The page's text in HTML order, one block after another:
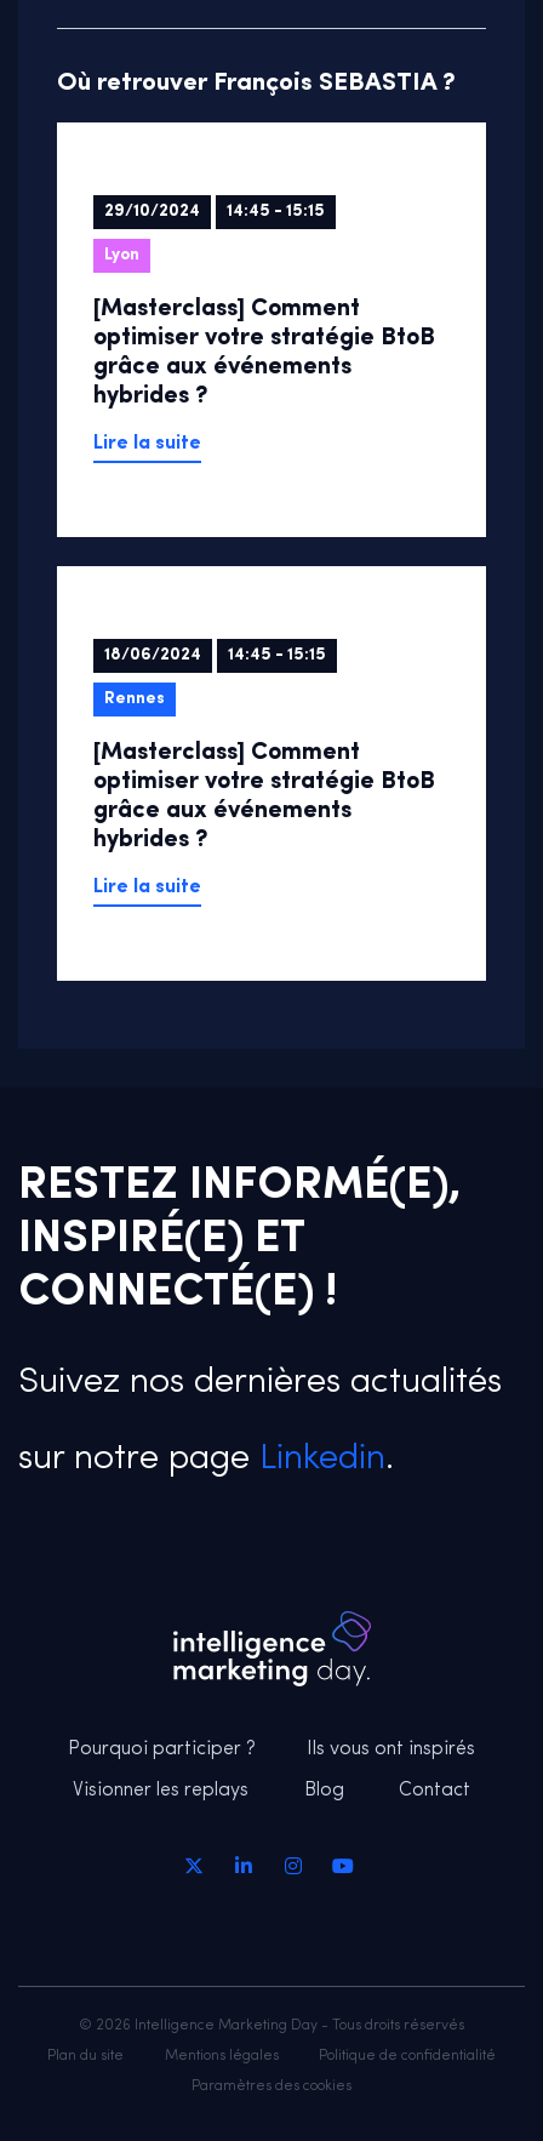
Où retrouver François SEBASTIA ?
29/10/2024 14:45 - 15:15
Lyon
[Masterclass] Comment
optimiser votre stratégie BtoB
grâce aux événements
hybrides ?
Lire la suite
18/06/2024 14:45 - 15:15
Rennes
[Masterclass] Comment
optimiser votre stratégie BtoB
grâce aux événements
hybrides ?
Lire la suite
RESTEZ INFORMÉ(E),
INSPIRÉ(E) ET
CONNECTÉ(E) !
Suivez nos dernières actualités
sur notre page Linkedin.
Pourquoi participer ? Ils vous ont inspirés
Visionner les replays Blog Contact
© 2026 Intelligence Marketing Day - Tous droits réservés
Plan du site Mentions légales Politique de confidentialité
Paramètres des cookies